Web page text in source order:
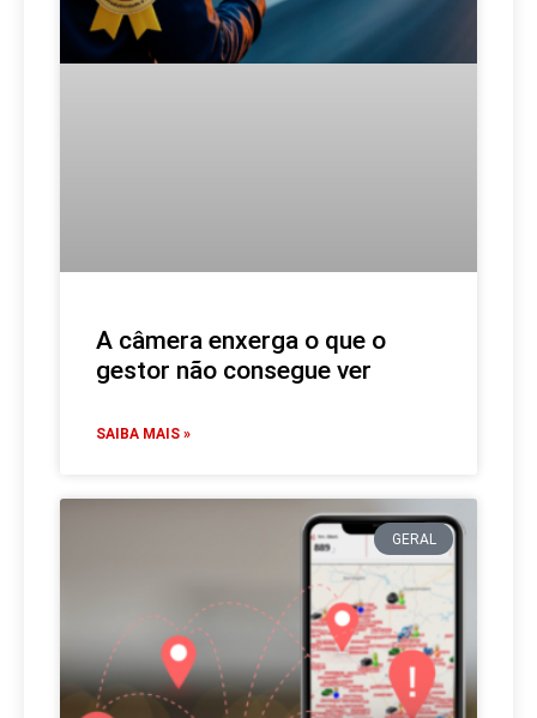
A câmera enxerga o que o
gestor não consegue ver
SAIBA MAIS »
GERAL